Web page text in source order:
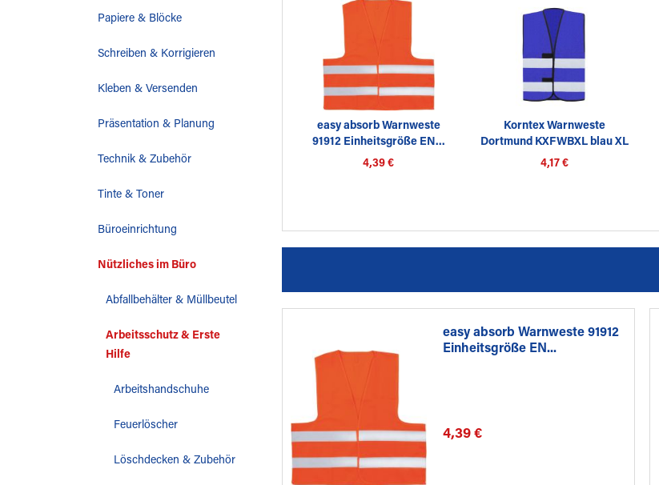
Papiere & Blöcke
Schreiben & Korrigieren
Kleben & Versenden
Präsentation & Planung
Technik & Zubehör
Tinte & Toner
Büroeinrichtung
Nützliches im Büro
Abfallbehälter & Müllbeutel
Arbeitsschutz & Erste
Hilfe
Arbeitshandschuhe
Feuerlöscher
Löschdecken & Zubehör
easy absorb Warnweste
91912 Einheitsgröße EN...
4,39 €
Korntex Warnweste
Dortmund KXFWBXL blau XL
4,17 €
easy absorb Warnweste 91912
Einheitsgröße EN...
4,39 €